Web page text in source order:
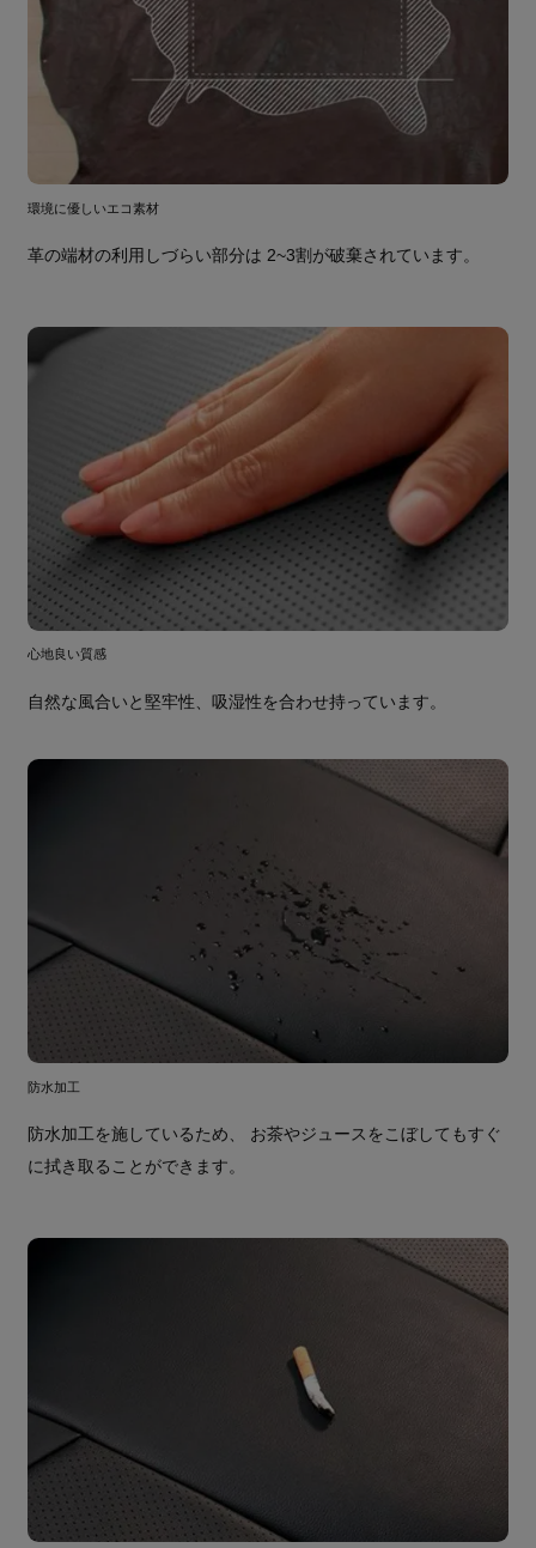
環境に優しいエコ素材
革の端材の利用しづらい部分は 2~3割が破棄されています。
心地良い質感
自然な風合いと堅牢性、吸湿性を合わせ持っています。
防水加工
防水加工を施しているため、 お茶やジュースをこぼしてもすぐ
に拭き取ることができます。